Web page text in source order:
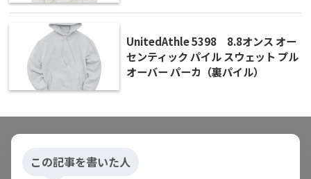
UnitedAthle 5398 8.8オンス オー
センティック パイル スウェット プル
オーバー パーカ（裏パイル）
この記事を書いた人